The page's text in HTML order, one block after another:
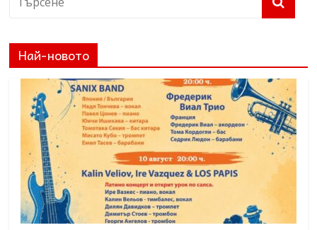
Най-новото